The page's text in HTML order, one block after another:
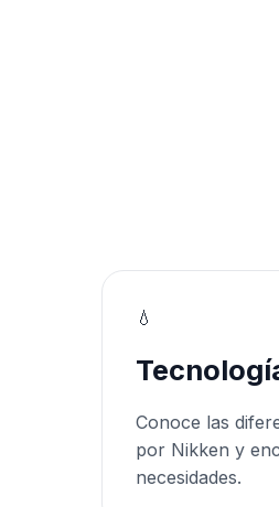
💧
Conoce las
por Nikken y
necesidades.